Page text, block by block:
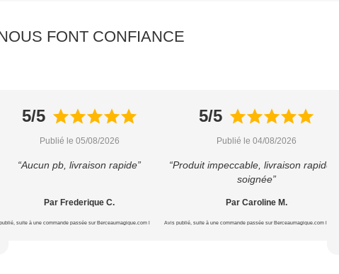
FONT CONFIANCE
5/5
Publié le 05/08/2026
“Aucun pb, livraison rapide”
Par Frederique C.
suite à une commande passée sur Berceaumagique.com le 20/07/2026
5/5
Publié le 04/08/2026
“Produit impeccable, livraison rapide et
soignée”
Par Caroline M.
Avis publié, suite à une commande passée sur Berceaumagique.com le 22/